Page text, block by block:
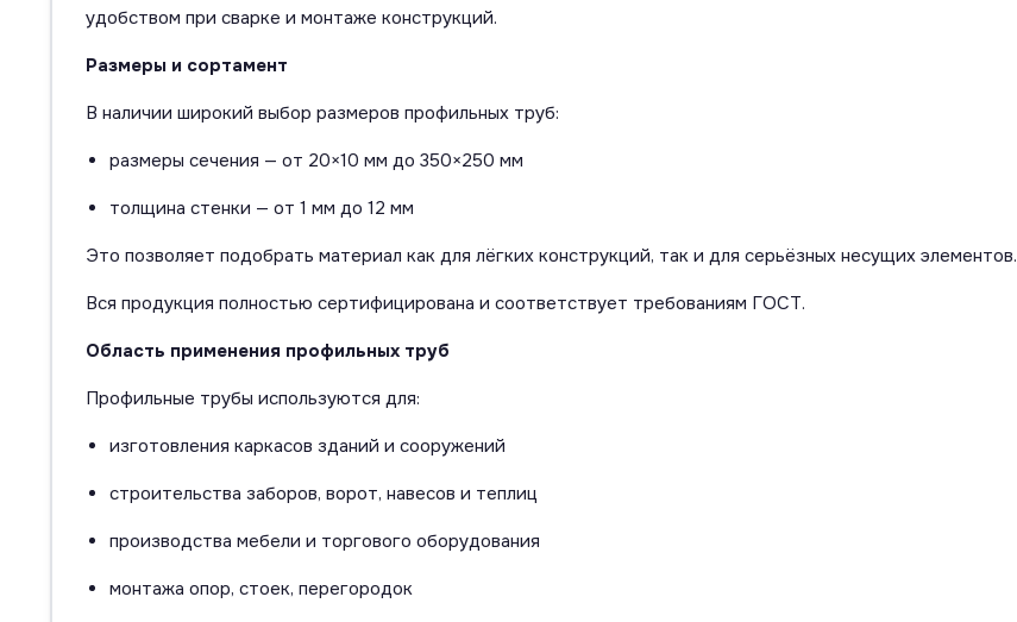
удобством при сварке и монтаже конструкций.
Размеры и сортамент
В наличии широкий выбор размеров профильных труб:
размеры сечения — от 20×10 мм до 350×250 мм
толщина стенки — от 1 мм до 12 мм
Это позволяет подобрать материал как для лёгких конструкций, так и для серьёзных несущих элементов.
Вся продукция полностью сертифицирована и соответствует требованиям ГОСТ.
Область применения профильных труб
Профильные трубы используются для:
изготовления каркасов зданий и сооружений
строительства заборов, ворот, навесов и теплиц
производства мебели и торгового оборудования
монтажа опор, стоек, перегородок